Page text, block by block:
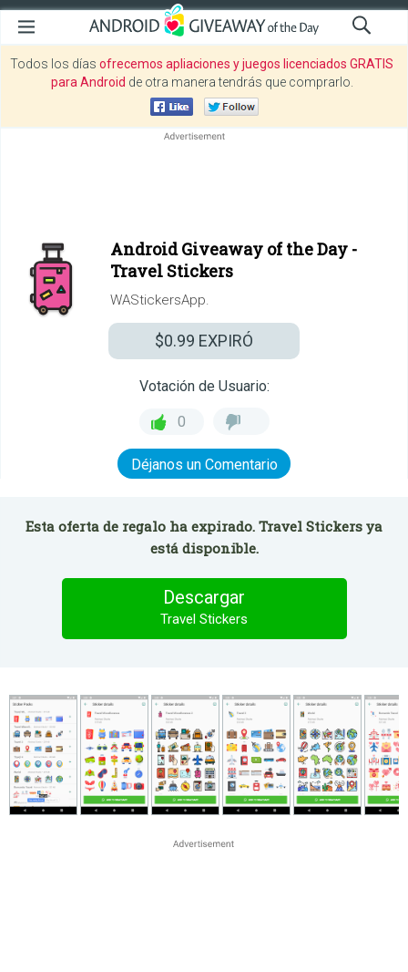
Todos los días ofrecemos apliaciones y juegos licenciados GRATIS
para Android de otra manera tendrás que comprarlo.
Android Giveaway of the Day -
Travel Stickers
WAStickersApp.
$0.99 EXPIRÓ
Votación de Usuario:
0
Déjanos un Comentario
Esta oferta de regalo ha expirado. Travel Stickers ya
está disponible.
Descargar
Travel Stickers